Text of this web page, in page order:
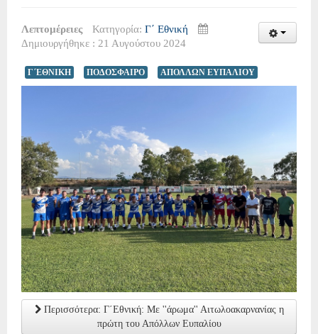
Λεπτομέρειες Κατηγορία: Γ΄ Εθνική
Δημιουργήθηκε : 21 Αυγούστου 2024
Γ΄ΕΘΝΙΚΗ ΠΟΔΟΣΦΑΙΡΟ ΑΠΟΛΛΩΝ ΕΥΠΑΛΙΟΥ
Περισσότερα: Γ΄Εθνική: Με ''άρωμα'' Αιτωλοακαρνανίας η
πρώτη του Απόλλων Ευπαλίου